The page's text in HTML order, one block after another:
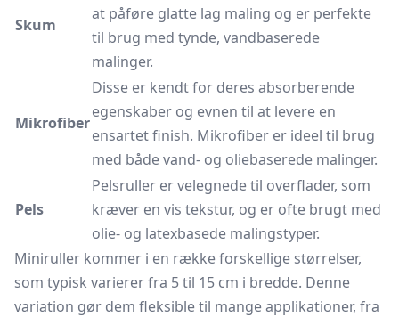
Skum
at påføre glatte lag maling og er perfekte
til brug med tynde, vandbaserede
malinger.
Mikrofiber
Disse er kendt for deres absorberende
egenskaber og evnen til at levere en
ensartet finish. Mikrofiber er ideel til brug
med både vand- og oliebaserede malinger.
Pels
Pelsruller er velegnede til overflader, som
kræver en vis tekstur, og er ofte brugt med
olie- og latexbasede malingstyper.
Miniruller kommer i en række forskellige størrelser,
som typisk varierer fra 5 til 15 cm i bredde. Denne
variation gør dem fleksible til mange applikationer, fra